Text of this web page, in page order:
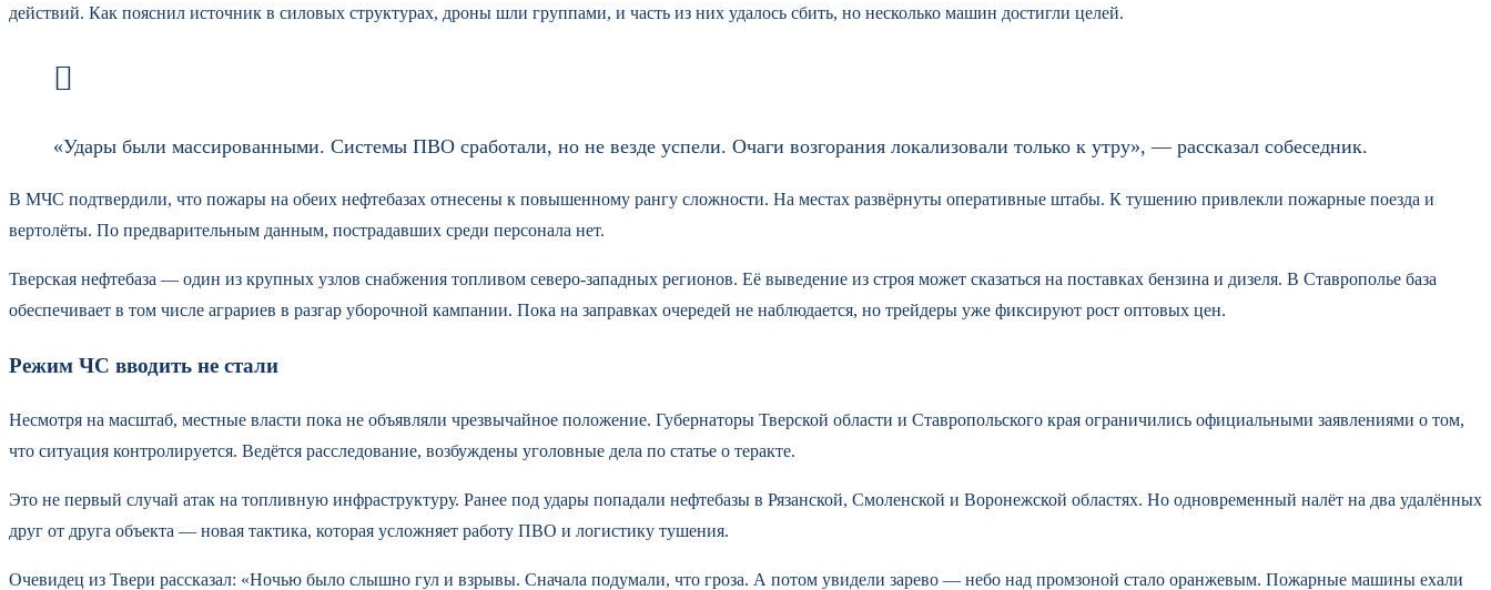
действий. Как пояснил источник в силовых структурах, дроны шли группами, и часть из них удалось сбить, но несколько машин достигли целей.
«Удары были массированными. Системы ПВО сработали, но не везде успели. Очаги возгорания локализовали только к утру», — рассказал собеседник.
В МЧС подтвердили, что пожары на обеих нефтебазах отнесены к повышенному рангу сложности. На местах развёрнуты оперативные штабы. К тушению привлекли пожарные поезда и
вертолёты. По предварительным данным, пострадавших среди персонала нет.
Тверская нефтебаза — один из крупных узлов снабжения топливом северо-западных регионов. Её выведение из строя может сказаться на поставках бензина и дизеля. В Ставрополье база
обеспечивает в том числе аграриев в разгар уборочной кампании. Пока на заправках очередей не наблюдается, но трейдеры уже фиксируют рост оптовых цен.
Режим ЧС вводить не стали
Несмотря на масштаб, местные власти пока не объявляли чрезвычайное положение. Губернаторы Тверской области и Ставропольского края ограничились официальными заявлениями о том,
что ситуация контролируется. Ведётся расследование, возбуждены уголовные дела по статье о теракте.
Это не первый случай атак на топливную инфраструктуру. Ранее под удары попадали нефтебазы в Рязанской, Смоленской и Воронежской областях. Но одновременный налёт на два удалённых
друг от друга объекта — новая тактика, которая усложняет работу ПВО и логистику тушения.
Очевидец из Твери рассказал: «Ночью было слышно гул и взрывы. Сначала подумали, что гроза. А потом увидели зарево — небо над промзоной стало оранжевым. Пожарные машины ехали